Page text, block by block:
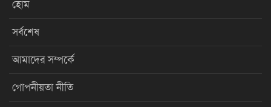
হোম
সর্বশেষ
আমাদের সম্পর্কে
গোপনীয়তা নীতি